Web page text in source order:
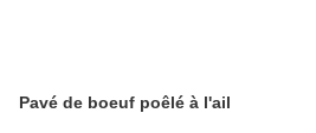
Pavé de boeuf poêlé à l'ail